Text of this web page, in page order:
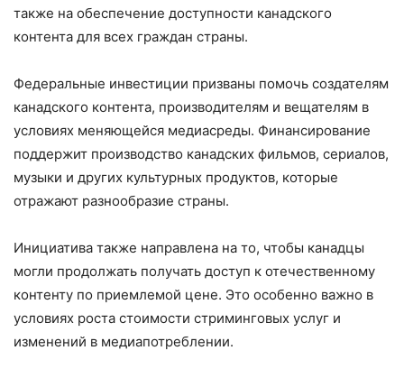
также на обеспечение доступности канадского
контента для всех граждан страны.
Федеральные инвестиции призваны помочь создателям
канадского контента, производителям и вещателям в
условиях меняющейся медиасреды. Финансирование
поддержит производство канадских фильмов, сериалов,
музыки и других культурных продуктов, которые
отражают разнообразие страны.
Инициатива также направлена на то, чтобы канадцы
могли продолжать получать доступ к отечественному
контенту по приемлемой цене. Это особенно важно в
условиях роста стоимости стриминговых услуг и
изменений в медиапотреблении.